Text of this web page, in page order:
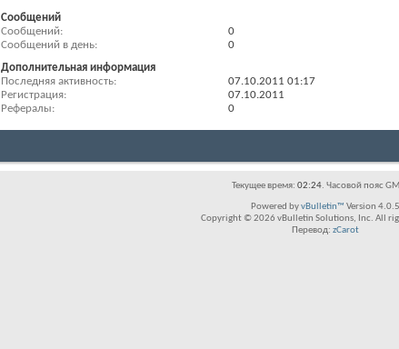
Сообщений
Сообщений
0
Сообщений в день
0
Дополнительная информация
Последняя активность
07.10.2011 01:17
Регистрация
07.10.2011
Рефералы
0
Текущее время: 02:24. Часовой пояс
Powered byvBulletin™ Version 4.0.5
Copyright © 2026 vBulletin Solutions, Inc. All
Перевод: zCarot